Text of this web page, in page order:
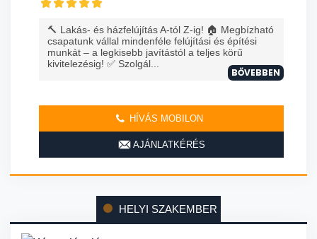
🔨 Lakás- és házfelújítás A-tól Z-ig! 🏠 Megbízható
csapatunk vállal mindenféle felújítási és építési
munkát – a legkisebb javítástól a teljes körű
kivitelezésig! ✅ Szolgál...
BŐVEBBEN
HÍVÁS MOBILON
AJÁNLATKÉRÉS
HELYI SZAKEMBER